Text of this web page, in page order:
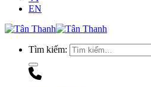
EN
Tìm kiếm: